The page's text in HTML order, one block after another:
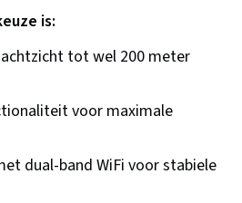
is:
tot wel 200 meter
voor maximale
dual-band WiFi voor stabiele